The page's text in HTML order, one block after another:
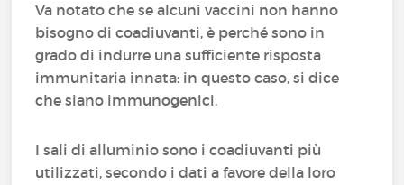
Va notato che se alcuni vaccini non hanno
bisogno di coadiuvanti, è perché sono in
grado di indurre una sufficiente risposta
immunitaria innata: in questo caso, si dice
che siano immunogenici.
I sali di alluminio sono i coadiuvanti più
utilizzati, secondo i dati a favore della loro